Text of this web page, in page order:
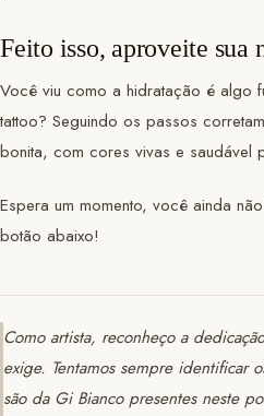
Feito isso, aproveite sua
Você viu como a hidratação é algo
tattoo? Seguindo os passos
bonita, com cores vivas e saudável
Espera um momento, você ainda
botão abaixo!
Como artista, reconheço a
exige. Tentamos sempre identificar
são da Gi Bianco presentes neste